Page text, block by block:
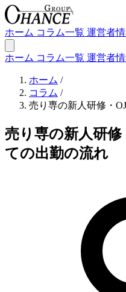
ホーム コラム一覧 運営者
ホーム コラム一覧 運営者
ホーム /
コラム /
売り専の新人研修・
売り専の新人研
ての出勤の流れ